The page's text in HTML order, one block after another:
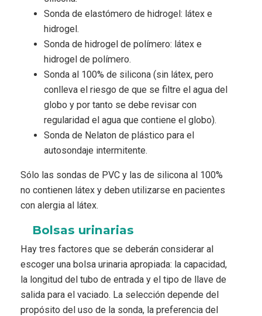
Sonda de elastómero de hidrogel: látex e
hidrogel.
Sonda de hidrogel de polímero: látex e
hidrogel de polímero.
Sonda al 100% de silicona (sin látex, pero
conlleva el riesgo de que se filtre el agua del
globo y por tanto se debe revisar con
regularidad el agua que contiene el globo).
Sonda de Nelaton de plástico para el
autosondaje intermitente.
Sólo las sondas de PVC y las de silicona al 100%
no contienen látex y deben utilizarse en pacientes
con alergia al látex.
Bolsas urinarias
Hay tres factores que se deberán considerar al
escoger una bolsa urinaria apropiada: la capacidad,
la longitud del tubo de entrada y el tipo de llave de
salida para el vaciado. La selección depende del
propósito del uso de la sonda, la preferencia del